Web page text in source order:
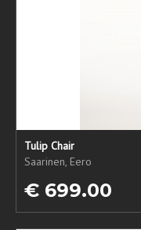
Tulip Chair
Saarinen, Eero
€ 699.00